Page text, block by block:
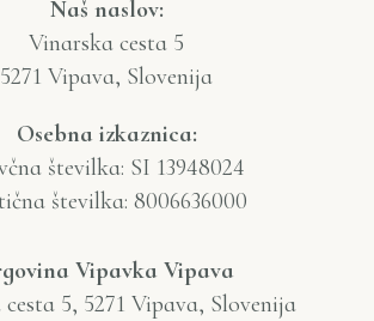
Naš naslov:
Vinarska cesta 5
5271 Vipava, Slovenija
Osebna izkaznica:
številka: SI 13948024
številka: 8006636000
Vipavka Vipava
5, 5271 Vipava, Slovenija